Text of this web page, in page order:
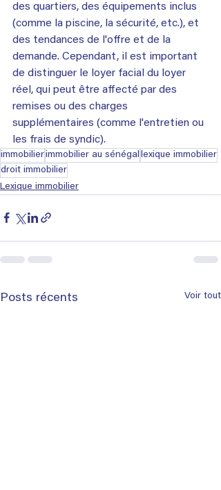
des quartiers, des équipements inclus
(comme la piscine, la sécurité, etc.), et
des tendances de l'offre et de la
demande. Cependant, il est important
de distinguer le loyer facial du loyer
réel, qui peut être affecté par des
remises ou des charges
supplémentaires (comme l'entretien ou
les frais de syndic).
immobilierimmobilier au sénégal
lexique immobilier
droit immobilier
Lexique immobilier
Posts récents Voir tout